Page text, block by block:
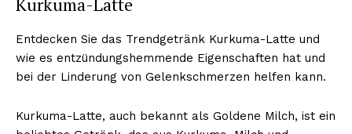
Entdecken Sie das Trendgetränk Kurkuma-Latte und
wie es entzündungshemmende Eigenschaften hat und
bei der Linderung von Gelenkschmerzen helfen kann.
Kurkuma-Latte, auch bekannt als Goldene Milch, ist ein